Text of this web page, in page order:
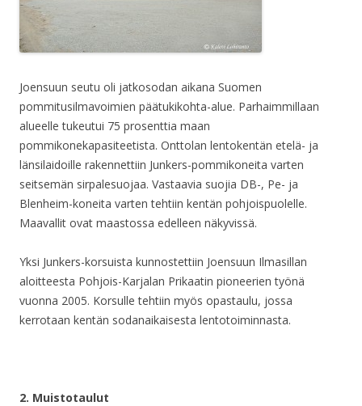
Joensuun seutu oli jatkosodan aikana Suomen
pommitusilmavoimien päätukikohta-alue. Parhaimmillaan
alueelle tukeutui 75 prosenttia maan
pommikonekapasiteetista. Onttolan lentokentän etelä- ja
länsilaidoille rakennettiin Junkers-pommikoneita varten
seitsemän sirpalesuojaa. Vastaavia suojia DB-, Pe- ja
Blenheim-koneita varten tehtiin kentän pohjoispuolelle.
Maavallit ovat maastossa edelleen näkyvissä.
Yksi Junkers-korsuista kunnostettiin Joensuun Ilmasillan
aloitteesta Pohjois-Karjalan Prikaatin pioneerien työnä
vuonna 2005. Korsulle tehtiin myös opastaulu, jossa
kerrotaan kentän sodanaikaisesta lentotoiminnasta.
2. Muistotaulut